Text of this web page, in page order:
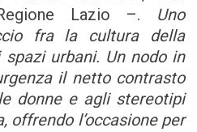
Lazio –. Uno
fra la cultura della
urbani. Un nodo in
il netto contrasto
donne e agli stereotipi
offrendo l’occasione per